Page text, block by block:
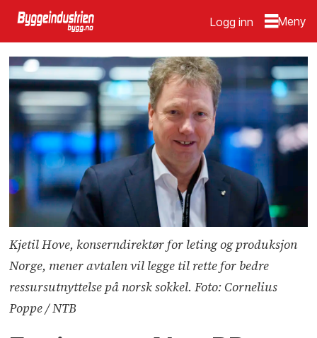
Logg inn
Kjetil Hove, konserndirektør for leting og produksjon
Norge, mener avtalen vil legge til rette for bedre
ressursutnyttelse på norsk sokkel. Foto: Cornelius
Poppe / NTB